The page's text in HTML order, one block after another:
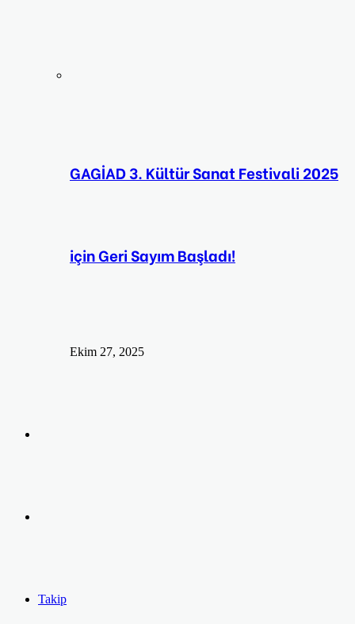
GAGİAD 3. Kültür Sanat Festivali 2025
için Geri Sayım Başladı!
Ekim 27, 2025
...
Ol
Takip